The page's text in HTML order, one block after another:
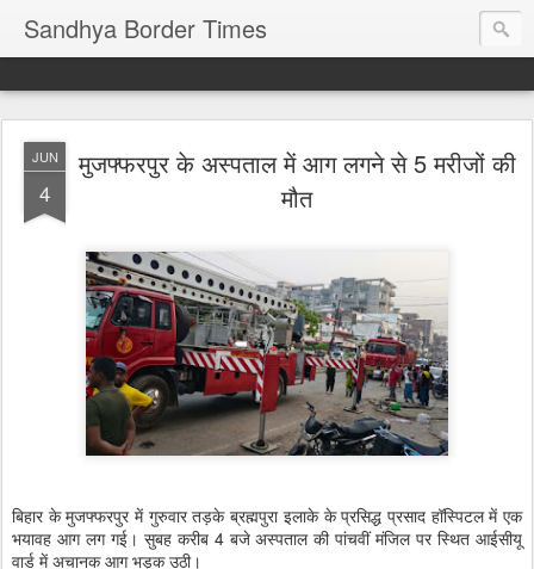
Sandhya Border Times
JUN
4
मुजफ्फरपुर के अस्पताल में आग लगने से 5 मरीजों की
मौत
बिहार के मुजफ्फरपुर में गुरुवार तड़के ब्रह्मपुरा इलाके के प्रसिद्ध प्रसाद हॉस्पिटल में एक
भयावह आग लग गई। सुबह करीब 4 बजे अस्पताल की पांचवीं मंजिल पर स्थित आईसीयू
वार्ड में अचानक आग भड़क उठी।